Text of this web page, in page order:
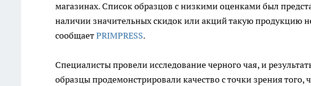
магазинах. Список образцов с низкими оценками был
наличии значительных скидок или акций такую продукцию
сообщаетPRIMPRESS.
Специалисты провели исследование черного чая, и
образцы продемонстрировали качество с точки зрения того,